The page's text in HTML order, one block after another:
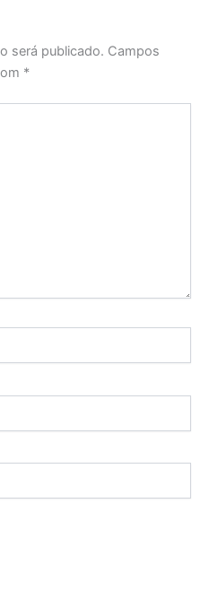
será publicado. Campos
*